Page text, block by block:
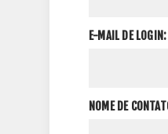
E-MAIL DE LOGIN:
NOME DE